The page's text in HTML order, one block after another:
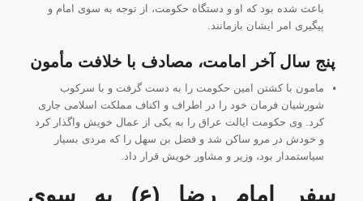
باعث شده بود که او و دستگاه حکومت، از توجه به سوی امام و
پیگیری امر ایشان بازمانند.
پنج سال آخر امامت، مصادف با خلافت مأمون
مامون با کشتن امین حکومت را به دست گرفت و با سرکوب
شورشیان فرمان خود را در اطراف و اکناف مملکت اسلامی جاری
کرد. وی حکومت ایالت عراق را به یکی از عمال خویش واگذار کرد
و خودش در مرو ساکن شد و فضل ‌بن ‌سهل را که مردی بسیار
سیاستمدار بود، وزیر و مشاور خویش قرار داد.
سفر امام رضا (ع) به سوی